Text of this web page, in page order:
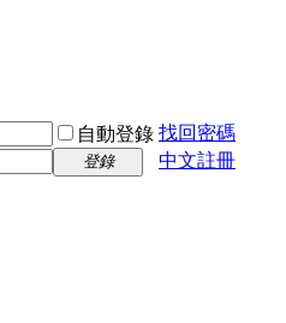
自動登錄 找回密碼
登錄
中文註冊